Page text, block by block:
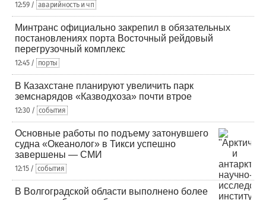
12:59 / аварийность и чп
Минтранс официально закрепил в обязательных
постановлениях порта Восточный рейдовый
перегрузочный комплекс
12:45 / порты
В Казахстане планируют увеличить парк
земснарядов «Казводхоза» почти втрое
12:30 / события
Основные работы по подъему затонувшего
судна «Океанолог» в Тикси успешно
завершены — СМИ
12:15 / события
В Волгоградской области выполнено более